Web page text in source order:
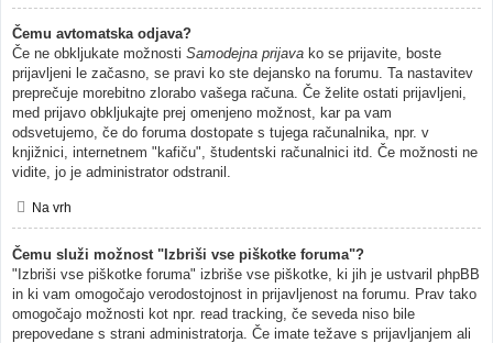
Čemu avtomatska odjava?
Če ne obkljukate možnosti Samodejna prijava ko se prijavite, boste
prijavljeni le začasno, se pravi ko ste dejansko na forumu. Ta nastavitev
preprečuje morebitno zlorabo vašega računa. Če želite ostati prijavljeni,
med prijavo obkljukajte prej omenjeno možnost, kar pa vam
odsvetujemo, če do foruma dostopate s tujega računalnika, npr. v
knjižnici, internetnem "kafiču", študentski računalnici itd. Če možnosti ne
vidite, jo je administrator odstranil.
Na vrh
Čemu služi možnost "Izbriši vse piškotke foruma"?
"Izbriši vse piškotke foruma" izbriše vse piškotke, ki jih je ustvaril phpBB
in ki vam omogočajo verodostojnost in prijavljenost na forumu. Prav tako
omogočajo možnosti kot npr. read tracking, če seveda niso bile
prepovedane s strani administratorja. Če imate težave s prijavljanjem ali